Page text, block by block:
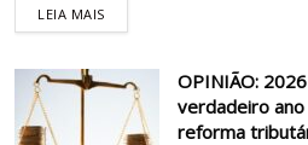
LEIA MAIS
OPINIÃO:
verdadeiro
reforma